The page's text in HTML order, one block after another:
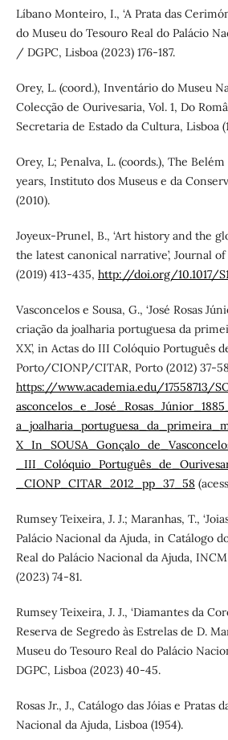
Líbano Monteiro, I., ‘A Prata das
do Museu do Tesouro Real do Palácio
/ DGPC, Lisboa (2023) 176-187.
Orey, L. (coord.), Inventário do Museu
Colecção de Ourivesaria, Vol. 1, Do
Secretaria de Estado da Cultura, Lisboa
Orey, L; Penalva, L. (coords.), The
years, Instituto dos Museus e da
(2010).
Joyeux-Prunel, B., ‘Art history and the
the latest canonical narrative’, Journal
(2019) 413-435, http://doi.org/10.1017/
Vasconcelos e Sousa, G., ‘José Rosas
criação da joalharia portuguesa da
XX’, in Actas do III Colóquio Português
Porto/CIONP/CITAR, Porto (2012) 37-
https://www.academia.edu/17558713/
_CIONP_CITAR_2012_pp_37_58
Rumsey Teixeira, J. J.; Maranhas, T.,
Palácio Nacional da Ajuda, in Catálogo
Real do Palácio Nacional da Ajuda,
(2023) 74-81.
Rumsey Teixeira, J. J., ‘Diamantes da
Reserva de Segredo às Estrelas de D.
Museu do Tesouro Real do Palácio
DGPC, Lisboa (2023) 40-45.
Rosas Jr., J., Catálogo das Jóias e Pratas
Nacional da Ajuda, Lisboa (1954).